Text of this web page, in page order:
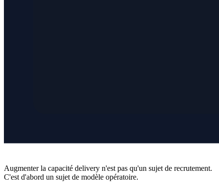
Augmenter la capacité delivery n'est pas qu'un sujet de recrutement.
C'est d'abord un sujet de modèle opératoire.